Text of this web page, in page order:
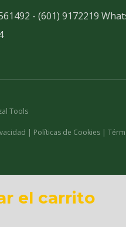
- (601) 9172219
Tools
| Políticas de Cookies |
el carrito